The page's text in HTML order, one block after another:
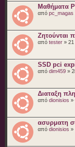
Μαθήματα
από pc_magas
Ζητούνται
από tester »
SSD pci
από dim459 »
Διαταξη
από dionisios »
ασυρματη
από dionisios »